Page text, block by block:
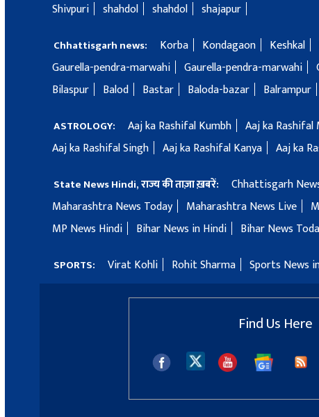
Shivpuri
shahdol shahdol shajapur
Chhattisgarh news: Korba Kondagaon Keshkal
Gaurella-pendra-marwahi
Gaurella-pendra-marwahi
Bilaspur
Balod Bastar Baloda-bazar Balrampur
ASTROLOGY: Aaj ka Rashifal Kumbh Aaj ka Rashifal
Aaj ka Rashifal Singh
Aaj ka Rashifal Kanya Aaj ka
State News Hindi, राज्य की ताज़ा ख़बरें: Chhattisgarh
Maharashtra News Today
Maharashtra News Live
MP News Hindi
Bihar News in Hindi Bihar News
SPORTS: Virat Kohli Rohit Sharma Sports News
Find Us Here